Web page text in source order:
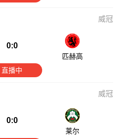
威冠
0:0
匹赫高
直播中
威冠
0:0
莱尔